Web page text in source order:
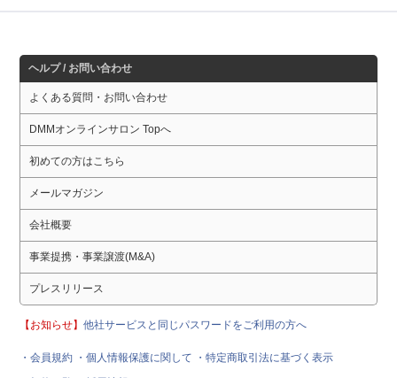
ヘルプ / お問い合わせ
よくある質問・お問い合わせ
DMMオンラインサロン Topへ
初めての方はこちら
メールマガジン
会社概要
事業提携・事業譲渡(M&A)
プレスリリース
【お知らせ】他社サービスと同じパスワードをご利用の方へ
・会員規約 ・個人情報保護に関して
・特定商取引法に基づく表示